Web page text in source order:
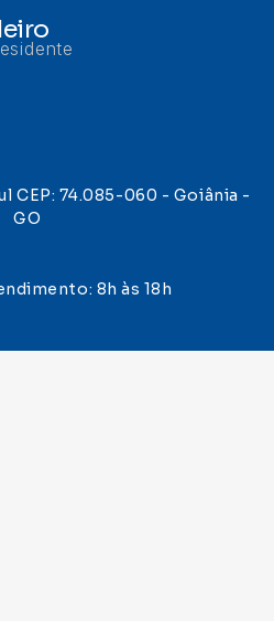
CEP: 74.085-060 - Goiânia -
GO
8h às 18h